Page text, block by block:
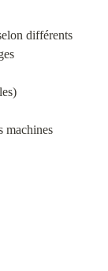
différents
machines